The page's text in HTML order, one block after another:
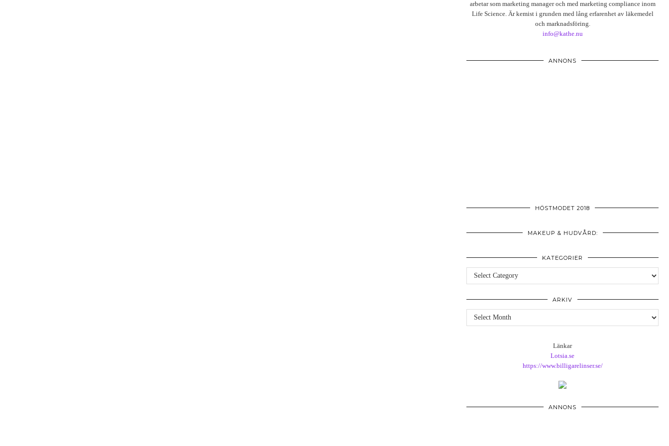
arbetar som marketing manager och med marketing compliance inom
Life Science. Är kemist i grunden med lång erfarenhet av läkemedel
och marknadsföring.
info@kathe.nu
ANNONS
HÖSTMODET 2018
MAKEUP & HUDVÅRD:
KATEGORIER
Kategorier
ARKIV
Arkiv
Länkar
Lotsia.se
https://www.billigarelinser.se/
ANNONS